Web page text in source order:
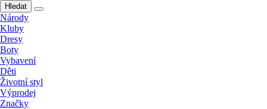
Hledat
Národy
Kluby
Dresy
Boty
Vybavení
Děti
Životní styl
Výprodej
Značky